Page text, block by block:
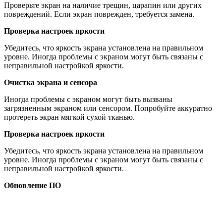
Проверьте экран на наличие трещин, царапин или других
повреждений. Если экран поврежден, требуется замена.
Проверка настроек яркости
Убедитесь, что яркость экрана установлена на правильном
уровне. Иногда проблемы с экраном могут быть связаны с
неправильной настройкой яркости.
Очистка экрана и сенсора
Иногда проблемы с экраном могут быть вызваны
загрязненным экраном или сенсором. Попробуйте аккуратно
протереть экран мягкой сухой тканью.
Проверка настроек яркости
Убедитесь, что яркость экрана установлена на правильном
уровне. Иногда проблемы с экраном могут быть связаны с
неправильной настройкой яркости.
Обновление ПО